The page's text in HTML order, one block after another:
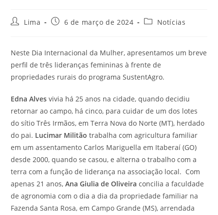
Lima 6 de março de 2024 Notícias
Neste Dia Internacional da Mulher, apresentamos um breve
perfil de três lideranças femininas à frente de
propriedades rurais do programa SustentAgro.
Edna Alves vivia há 25 anos na cidade, quando decidiu
retornar ao campo, há cinco, para cuidar de um dos lotes
do sítio Três Irmãos, em Terra Nova do Norte (MT), herdado
do pai. Lucimar Militãotrabalha com agricultura familiar
em um assentamento Carlos Mariguella em Itaberaí (GO)
desde 2000, quando se casou, e alterna o trabalho com a
terra com a função de liderança na associação local. Com
apenas 21 anos,Ana Giulia de Oliveira concilia a faculdade
de agronomia com o dia a dia da propriedade familiar na
Fazenda Santa Rosa, em Campo Grande (MS), arrendada